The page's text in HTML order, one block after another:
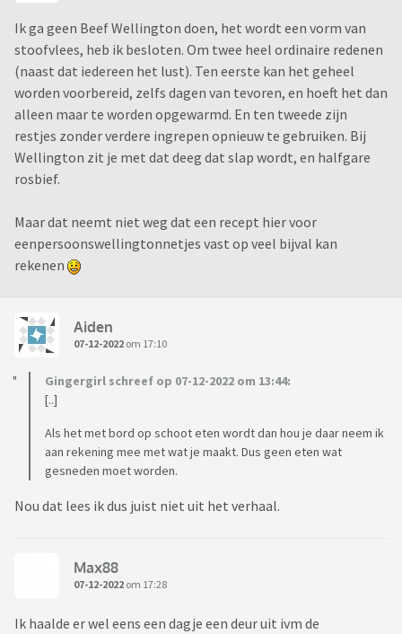
Ik ga geen Beef Wellington doen, het wordt een vorm van
stoofvlees, heb ik besloten. Om twee heel ordinaire redenen
(naast dat iedereen het lust). Ten eerste kan het geheel
worden voorbereid, zelfs dagen van tevoren, en hoeft het dan
alleen maar te worden opgewarmd. En ten tweede zijn
restjes zonder verdere ingrepen opnieuw te gebruiken. Bij
Wellington zit je met dat deeg dat slap wordt, en halfgare
rosbief.
Maar dat neemt niet weg dat een recept hier voor
eenpersoonswellingtonnetjes vast op veel bijval kan
rekenen
Aiden
07-12-2022 om 17:10
Gingergirl schreef op 07-12-2022 om 13:44:
[..]
Als het met bord op schoot eten wordt dan hou je daar neem ik
aan rekening mee met wat je maakt. Dus geen eten wat
gesneden moet worden.
Nou dat lees ik dus juist niet uit het verhaal.
Max88
07-12-2022 om 17:28
Ik haalde er wel eens een dagje een deur uit ivm de